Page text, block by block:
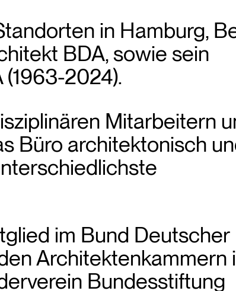
in Hamburg,
BDA, sowie sein
(1963-2024).
Mitarbeitern
Büro architektonisch
im Bund Deutscher
Architektenkammern
Bundesstiftung